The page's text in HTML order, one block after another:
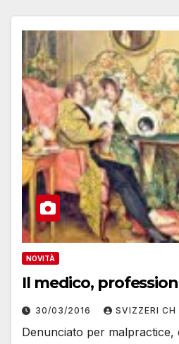
NOVITÀ
Il medico,
30/03/2016 SVIZZERI CH
Denunciato per malpractice,